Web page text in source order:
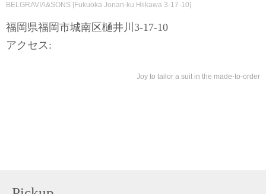
BELGRAVIA&SONS [Fukuoka Jonan-ku Hiikawa 3-17-10]
福岡県福岡市城南区樋井川3-17-10
アクセス:
Joy to tailor a suit in the made-to-order